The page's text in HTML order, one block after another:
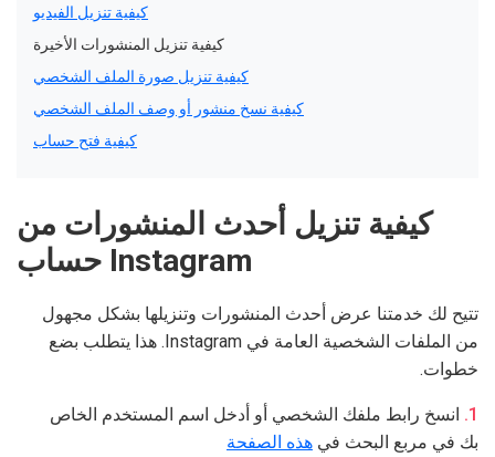
كيفية تنزيل الفيديو
كيفية تنزيل المنشورات الأخيرة
كيفية تنزيل صورة الملف الشخصي
كيفية نسخ منشور أو وصف الملف الشخصي
كيفية فتح حساب
كيفية تنزيل أحدث المنشورات من
حساب Instagram
تتيح لك خدمتنا عرض أحدث المنشورات وتنزيلها بشكل مجهول
من الملفات الشخصية العامة في Instagram. هذا يتطلب بضع
خطوات.
انسخ رابط ملفك الشخصي أو أدخل اسم المستخدم الخاص
بك في مربع البحث في هذه الصفحة